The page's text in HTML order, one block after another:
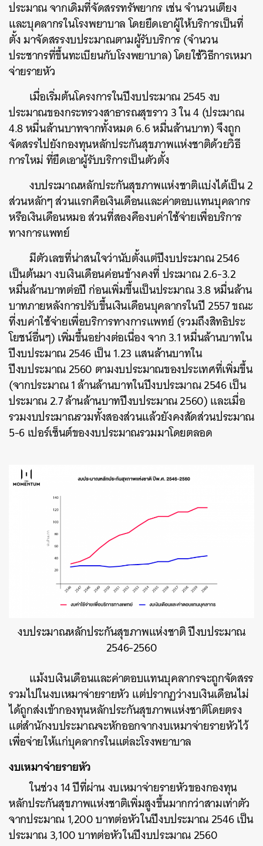
ประมาณ จากเดิมที่จัดสรรทรัพยากร เช่น จำนวนเตียง
และบุคลากรในโรงพยาบาล โดยยึดเอาผู้ให้บริการเป็นที่
ตั้ง มาจัดสรรงบประมาณตามผู้รับบริการ (จำนวน
ประชากรที่ขึ้นทะเบียนกับโรงพยาบาล) โดยใช้วิธีการเหมา
จ่ายรายหัว
เมื่อเริ่มต้นโครงการในปีงบประมาณ 2545 งบ
ประมาณของกระทรวงสาธารณสุขราว 3 ใน 4 (ประมาณ
4.8 หมื่นล้านบาทจากทั้งหมด 6.6 หมื่นล้านบาท) จึงถูก
จัดสรรไปยังกองทุนหลักประกันสุขภาพแห่งชาติด้วยวิธี
การใหม่ ที่ยึดเอาผู้รับบริการเป็นตัวตั้ง
งบประมาณหลักประกันสุขภาพแห่งชาติแบ่งได้เป็น 2
ส่วนหลักๆ ส่วนแรกคือเงินเดือนและค่าตอบแทนบุคลากร
หรือเงินเดือนหมอ ส่วนที่สองคืองบค่าใช้จ่ายเพื่อบริการ
ทางการแพทย์
มีตัวเลขที่น่าสนใจว่านับตั้งแต่ปีงบประมาณ 2546
เป็นต้นมา งบเงินเดือนค่อนข้างคงที่ ประมาณ 2.6-3.2
หมื่นล้านบาทต่อปี ก่อนเพิ่มขึ้นเป็นประมาณ 3.8 หมื่นล้าน
บาทภายหลังการปรับขึ้นเงินเดือนบุคลากรในปี 2557 ขณะ
ที่งบค่าใช้จ่ายเพื่อบริการทางการแพทย์ (รวมถึงสิทธิประ
โยชน์อื่นๆ) เพิ่มขึ้นอย่างต่อเนื่อง จาก 3.1 หมื่นล้านบาทใน
ปีงบประมาณ 2546 เป็น 1.23 แสนล้านบาทใน
ปีงบประมาณ 2560 ตามงบประมาณของประเทศที่เพิ่มขึ้น
(จากประมาณ 1 ล้านล้านบาทในปีงบประมาณ 2546 เป็น
ประมาณ 2.7 ล้านล้านบาทปีงบประมาณ 2560) และเมื่อ
รวมงบประมาณรวมทั้งสองส่วนแล้วยังคงสัดส่วนประมาณ
5-6 เปอร์เซ็นต์ของงบประมาณรวมมาโดยตลอด
งบประมาณหลักประกันสุขภาพแห่งชาติ ปีงบประมาณ
2546-2560
แม้งบเงินเดือนและค่าตอบแทนบุคลากรจะถูกจัดสรร
รวมไปในงบเหมาจ่ายรายหัว แต่ปรากฏว่างบเงินเดือนไม่
ได้ถูกส่งเข้ากองทุนหลักประกันสุขภาพแห่งชาติโดยตรง
แต่สำนักงบประมาณจะหักออกจากงบเหมาจ่ายรายหัวไว้
เพื่อจ่ายให้แก่บุคลากรในแต่ละโรงพยาบาล
งบเหมาจ่ายรายหัว
ในช่วง 14 ปีที่ผ่าน งบเหมาจ่ายรายหัวของกองทุน
หลักประกันสุขภาพแห่งชาติเพิ่มสูงขึ้นมากกว่าสามเท่าตัว
จากประมาณ 1,200 บาทต่อหัวในปีงบประมาณ 2546 เป็น
ประมาณ 3,100 บาทต่อหัวในปีงบประมาณ 2560